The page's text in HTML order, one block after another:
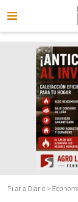
Pilar a Diario >